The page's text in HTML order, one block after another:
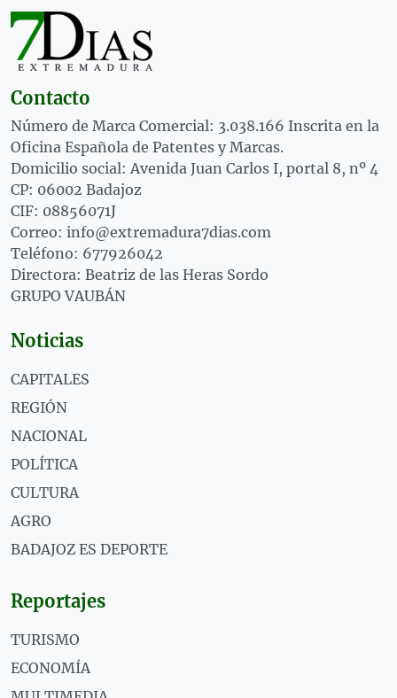
Contacto
Número de Marca Comercial: 3.038.166 Inscrita en la
Oficina Española de Patentes y Marcas.
Domicilio social: Avenida Juan Carlos I, portal 8, nº 4
CP: 06002 Badajoz
CIF: 08856071J
Correo: info@extremadura7dias.com
Teléfono: 677926042
Directora: Beatriz de las Heras Sordo
GRUPO VAUBÁN
Noticias
CAPITALES
REGIÓN
NACIONAL
POLÍTICA
CULTURA
AGRO
BADAJOZ ES DEPORTE
Reportajes
TURISMO
ECONOMÍA